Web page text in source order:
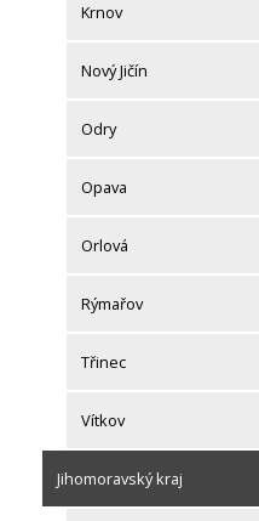
Krnov
Nový Jičín
Odry
Opava
Orlová
Rýmařov
Třinec
Vítkov
Jihomoravský kraj